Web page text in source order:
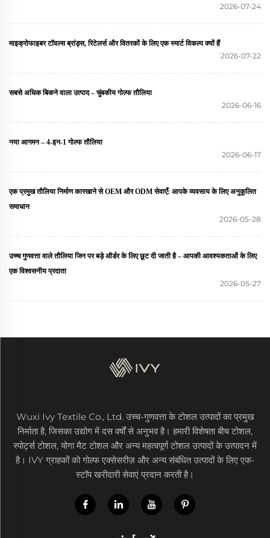
2026-07-24
माइक्रोफाइबर टॉवल्स ब्रांड्स, रिटेलर्स और वितरकों के लिए एक स्मार्ट विकल्प क्यों हैं
2026-07-22
सबसे अधिक बिकने वाला उत्पाद – चुंबकीय गोल्फ तौलिया
2026-06-16
नया आगमन – 4-इन-1 गोल्फ तौलिया
2026-06-17
एक प्रमुख तौलिया निर्माण कारखाने से OEM और ODM सेवाएँ: आपके व्यवसाय के लिए अनुकूलित
समाधान
2026-05-28
उच्च गुणवत्ता वाले तौलिया जिन पर बड़े ऑर्डर के लिए छूट दी जाती है – आपकी आवश्यकताओं के लिए
एक विश्वसनीय प्रदाता
2026-05-27
Wuxi Ivy Textile Co., Ltd. उच्च-गुणवत्ता के टोशल उत्पादों का प्रमुख
निर्माता है, जिसका उद्योग में दस वर्षों से अनुभव है। हमारी विशेषता बीच टोशल,
स्पोर्ट्स टोशल, योगा मैट टोशल और अन्य महत्वपूर्ण टोशल उत्पादों के उत्पादन में
है। IVY ग्राहकों को गोल्फ एक्सेसरीज़ और अन्य संबंधित उत्पादों के लिए एक-
स्टॉप खरीदारी सेवाएं प्रदान करती है।